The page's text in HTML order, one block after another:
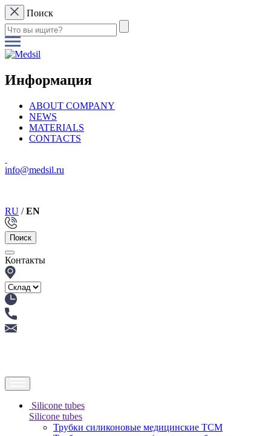
Поиск
Информация
ABOUT COMPANY
NEWS
MATERIALS
CONTACTS
info@medsil.ru
RU /EN
Поиск
Контакты
Silicone tubes
Silicone tubes
Трубки силиконовые медицинские ТСМ